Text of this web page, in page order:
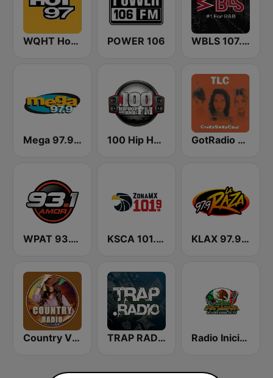
WQHT Hot 97 FM POWER 106 WBLS 107.5 FM (US Only)
Mega 97.9 FM 100 Hip Hop and RNB FM GotRadio - Throwback Jamz
WPAT 93.1 Amor FM KSCA 101.9 Los Angeles FM (US Only) KLAX 97.9 La Raza FM
Country Vibes TRAP RADIO TRAP.radio Radio Iniciador